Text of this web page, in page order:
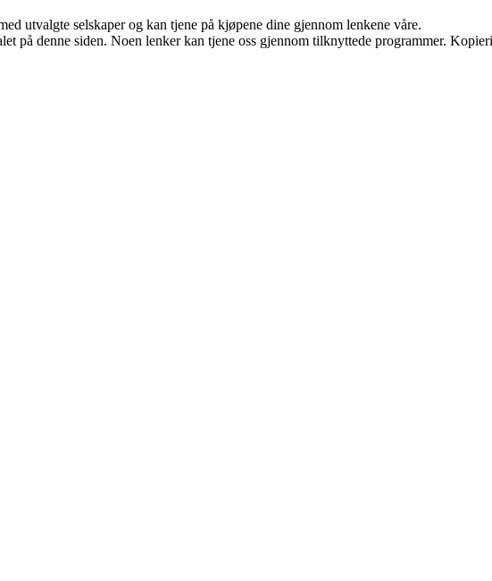
utvalgte selskaper og kan tjene på kjøpene dine gjennom lenkene våre.
på denne siden. Noen lenker kan tjene oss gjennom tilknyttede programmer.